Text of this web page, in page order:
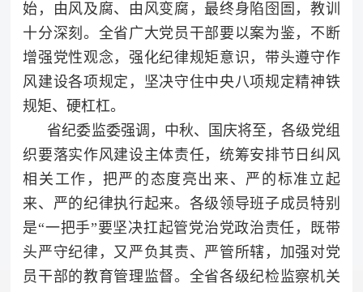
始，由风及腐、由风变腐，最终身陷囹圄，教训
十分深刻。全省广大党员干部要以案为鉴，不断
增强党性观念，强化纪律规矩意识，带头遵守作
风建设各项规定，坚决守住中央八项规定精神铁
规矩、硬杠杠。
省纪委监委强调，中秋、国庆将至，各级党组
织要落实作风建设主体责任，统筹安排节日纠风
相关工作，把严的态度亮出来、严的标准立起
来、严的纪律执行起来。各级领导班子成员特别
是“一把手”要坚决扛起管党治党政治责任，既带
头严守纪律，又严负其责、严管所辖，加强对党
员干部的教育管理监督。全省各级纪检监察机关